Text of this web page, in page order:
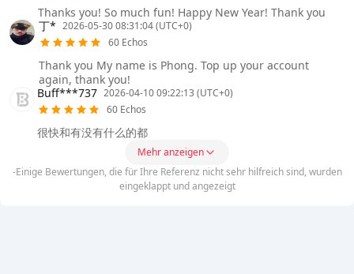
Thanks you! So much fun! Happy New Year! Thank you
丁* 2026-05-30 08:31:04 (UTC+0)
60 Echos
Thank you My name is Phong. Top up your account
again, thank you!
Buff***737 2026-04-10 09:22:13 (UTC+0)
60 Echos
很快和有没有什么的都
Mehr anzeigen
-Einige Bewertungen, die für Ihre Referenz nicht sehr hilfreich sind, wurden
eingeklappt und angezeigt